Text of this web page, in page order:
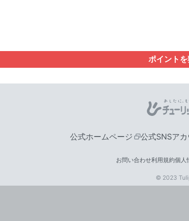
ポイント
公式ホームページ 公式SNSアカ
お問い合わせ利用規約個人
© 2023